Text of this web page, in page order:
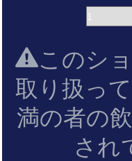
このシ
取り扱っ
満の者の
され